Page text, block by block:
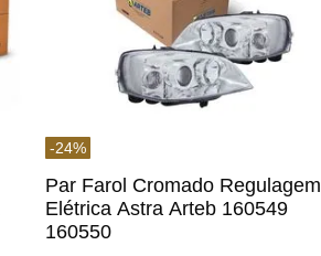
-24%
Par Farol Cromado Regulagem
Elétrica Astra Arteb 160549
160550